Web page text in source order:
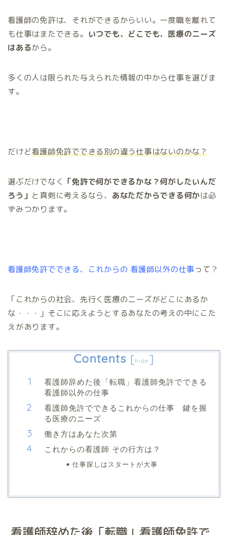
看護師の免許は、それができるからいい。一度職を離れて
も仕事はまたできる。 いつでも、どこでも、医療のニーズ
はあるから。
多くの人は限られた与えられた情報の中から仕事を選びま
す。
だけど看護師免許でできる別の違う仕事はないのかな？
選ぶだけでなく 「免許で何ができるかな？何がしたいんだ
ろう」 と真剣に考えるなら、 あなただからできる何かは必
ずみつかります。
看護師免許でできる、これからの 看護師以外の仕事って？
「これからの社会、先行く医療のニーズがどこにあるか
な・・・」そこに応えようとするあなたの考えの中にこた
えがあります。
Contents [hide ]
看護師辞めた後「転職」看護師免許でできる
看護師以外の仕事
看護師免許でできるこれからの仕事 鍵を握
る医療のニーズ
働き方はあなた次第
これからの看護師 その行方は？
仕事探しはスタートが大事